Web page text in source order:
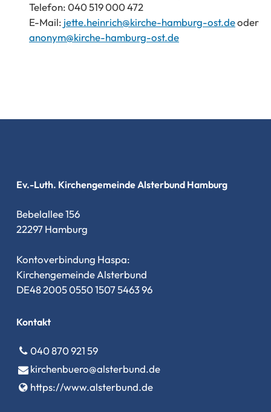
Telefon: 040 519 000 472
E-Mail: jette.heinrich@kirche-hamburg-ost.deoder
anonym@kirche-hamburg-ost.de
Ev.-Luth. Kirchengemeinde Alsterbund Hamburg
Bebelallee 156
22297 Hamburg
Kontoverbindung Haspa:
Kirchengemeinde Alsterbund
DE48 2005 0550 1507 5463 96
Kontakt
040 870 921 59
kirchenbuero@​alsterbund.​de
https://www.​alsterbund.​de